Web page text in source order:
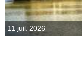
11 juil. 2026